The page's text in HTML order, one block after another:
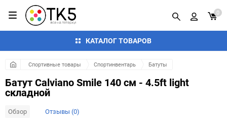
КАТАЛОГ ТОВАРОВ
0
Спортивные товары Спортинвентарь Батуты
Батут Calviano Smile 140 см - 4.5ft light
складной
Обзор Отзывы (0)